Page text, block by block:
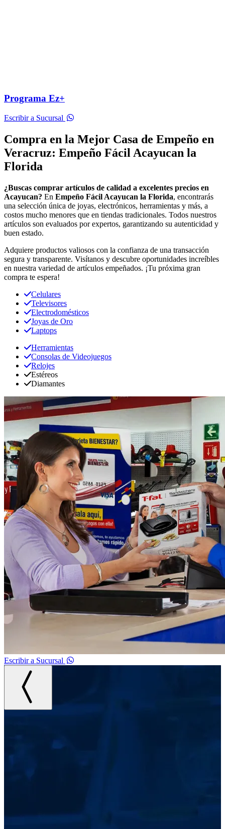
Programa Ez+
Escribir a Sucursal
Compra en la Mejor Casa de Empeño en
Veracruz: Empeño Fácil Acayucan la
Florida
¿Buscas comprar artículos de calidad a excelentes precios en
Acayucan? En Empeño Fácil Acayucan la Florida, encontrarás
una selección única de joyas, electrónicos, herramientas y más, a
costos mucho menores que en tiendas tradicionales. Todos nuestros
artículos son evaluados por expertos, garantizando su autenticidad y
buen estado.
Adquiere productos valiosos con la confianza de una transacción
segura y transparente. Visítanos y descubre oportunidades increíbles
en nuestra variedad de artículos empeñados. ¡Tu próxima gran
compra te espera!
Celulares
Televisores
Electrodomésticos
Joyas de Oro
Laptops
Herramientas
Consolas de Videojuegos
Relojes
Estéreos
Diamantes
Escribir a Sucursal